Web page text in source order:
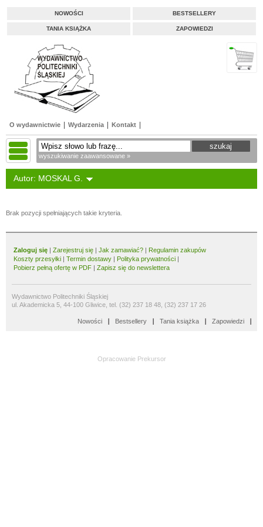
NOWOŚCI BESTSELLERY
TANIA KSIĄŻKA ZAPOWIEDZI
O wydawnictwie Wydarzenia Kontakt
wyszukiwanie zaawansowane »
Autor: MOSKAL G.
Brak pozycji spełniających takie kryteria.
Zaloguj się | Zarejestruj się | Jak zamawiać? | Regulamin zakupów
Koszty przesyłki | Termin dostawy | Polityka prywatności |
Pobierz pełną ofertę w PDF | Zapisz się do newslettera
Wydawnictwo Politechniki Śląskiej
ul. Akademicka 5, 44-100 Gliwice, tel. (32) 237 18 48, (32) 237 17 26
Nowości Bestsellery Tania książka Zapowiedzi
Opracowanie Prekursor